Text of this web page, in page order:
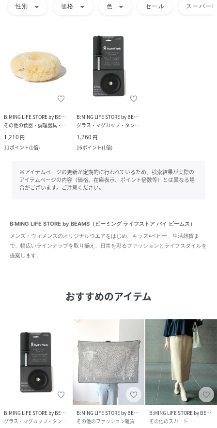
性別 arrow_drop_down 価格 arrow_drop_down 色 arrow_drop_down セール スーパー
B:MING LIFE STORE by BEAMS
その他の食器・調理器具・キッチン用品
1,210 円
11ポイント(1倍)
B:MING LIFE STORE by BEAMS
グラス・マグカップ・タンブラー
1,760 円
16ポイント(1倍)
※アイテムページの更新が定期的に行われているため、検索結果が実際の
アイテムページの内容（価格、在庫表示、ポイント倍数等）とは異なる場
合がございます。ご注意ください。
B:MING LIFE STORE by BEAMS（ビーミング ライフストア バイ ビームス）
メンズ・ウィメンズのオリジナルウエアをはじめ、キッズ•ベビー、生活雑貨ま
で、幅広いラインナップを取り揃え、日常を彩るファッションとライフスタイルを
提案します。
おすすめのアイテム
B:MING LIFE STORE by BEAMS
グラス・マグカップ・タンブラー
B:MING LIFE STORE by BEAMS
その他のファッション雑貨
B:MING LIFE STORE by BEAMS
その他のスカート